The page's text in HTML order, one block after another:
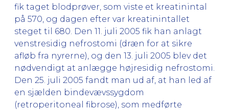
fik taget blodprøver, som viste et kreatinintal
på 570, og dagen efter var kreatinintallet
steget til 680. Den 11. juli 2005 fik han anlagt
venstresidig nefrostomi (dræn for at sikre
afløb fra nyrerne), og den 13. juli 2005 blev det
nødvendigt at anlægge højresidig nefrostomi.
Den 25. juli 2005 fandt man ud af, at han led af
en sjælden bindevævssygdom
(retroperitoneal fibrose), som medførte